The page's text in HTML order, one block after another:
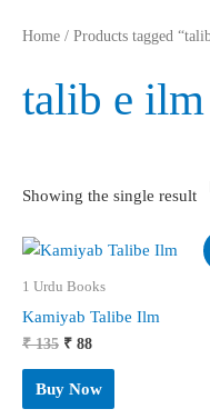
Home / Products tagged
talib e ilm
Showing the single result
1 Urdu Books
Kamiyab Talibe Ilm
₹135 Original
was:
₹ 135.
₹ 88Current
₹ 88.
Buy Now